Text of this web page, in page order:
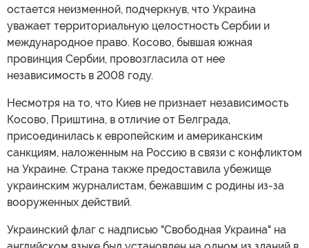
остается неизменной, подчеркнув, что Украина
уважает территориальную целостность Сербии и
международное право. Косово, бывшая южная
провинция Сербии, провозгласила от нее
независимость в 2008 году.
Несмотря на то, что Киев не признает независимость
Косово, Приштина, в отличие от Белграда,
присоединилась к европейским и американским
санкциям, наложенным на Россию в связи с конфликтом
на Украине. Страна также предоставила убежище
украинским журналистам, бежавшим с родины из-за
вооруженных действий.
Украинский флаг с надписью "Свободная Украина" на